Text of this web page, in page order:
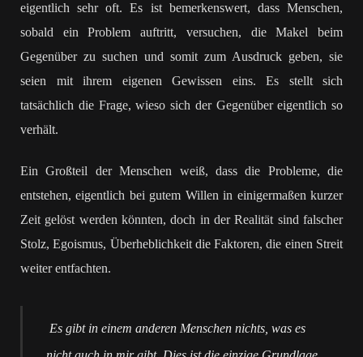
eigentlich sehr oft. Es ist bemerkenswert, dass Menschen,
sobald ein Problem auftritt, versuchen, die Makel beim
Gegenüber zu suchen und somit zum Ausdruck geben, sie
seien mit ihrem eigenen Gewissen eins. Es stellt sich
tatsächlich die Frage, wieso sich der Gegenüber eigentlich so
verhält.
Ein Großteil der Menschen weiß, dass die Probleme, die
entstehen, eigentlich bei gutem Willen in einigermaßen kurzer
Zeit gelöst werden könnten, doch in der Realität sind falscher
Stolz, Egoismus, Überheblichkeit die Faktoren, die einen Streit
weiter entfachten.
Es gibt in einem anderen Menschen nichts, was es